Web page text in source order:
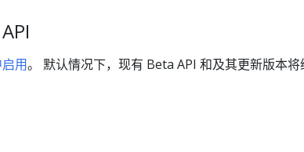
用。 默认情况下，现有 Beta API 和及其更新版本将